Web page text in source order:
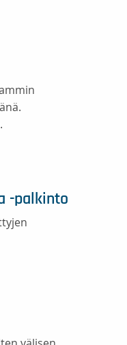
-palkinto